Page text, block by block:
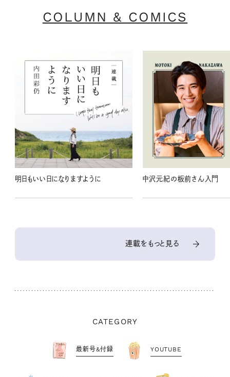
COLUMN & COMICS
明日もいい日になりますように 中沢元紀の板前さん入門
連載をもっと見る
CATEGORY
最新号&付録 YOUTUBE